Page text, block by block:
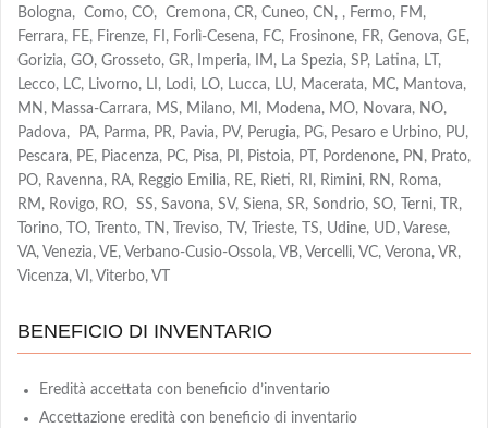
Bologna, Como, CO, Cremona, CR, Cuneo, CN, , Fermo, FM,
Ferrara, FE, Firenze, FI, Forlì-Cesena, FC, Frosinone, FR, Genova, GE,
Gorizia, GO, Grosseto, GR, Imperia, IM, La Spezia, SP, Latina, LT,
Lecco, LC, Livorno, LI, Lodi, LO, Lucca, LU, Macerata, MC, Mantova,
MN, Massa-Carrara, MS, Milano, MI, Modena, MO, Novara, NO,
Padova, PA, Parma, PR, Pavia, PV, Perugia, PG, Pesaro e Urbino, PU,
Pescara, PE, Piacenza, PC, Pisa, PI, Pistoia, PT, Pordenone, PN, Prato,
PO, Ravenna, RA, Reggio Emilia, RE, Rieti, RI, Rimini, RN, Roma,
RM, Rovigo, RO, SS, Savona, SV, Siena, SR, Sondrio, SO, Terni, TR,
Torino, TO, Trento, TN, Treviso, TV, Trieste, TS, Udine, UD, Varese,
VA, Venezia, VE, Verbano-Cusio-Ossola, VB, Vercelli, VC, Verona, VR,
Vicenza, VI, Viterbo, VT
BENEFICIO DI INVENTARIO
Eredità accettata con beneficio d’inventario
Accettazione eredità con beneficio di inventario